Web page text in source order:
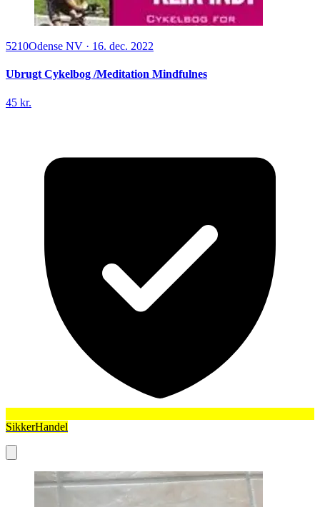
5210Odense NV · 16. dec. 2022
Ubrugt Cykelbog /Meditation Mindfulnes
45 kr.
SikkerHandel